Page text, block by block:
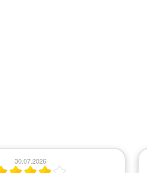
30.07.2026